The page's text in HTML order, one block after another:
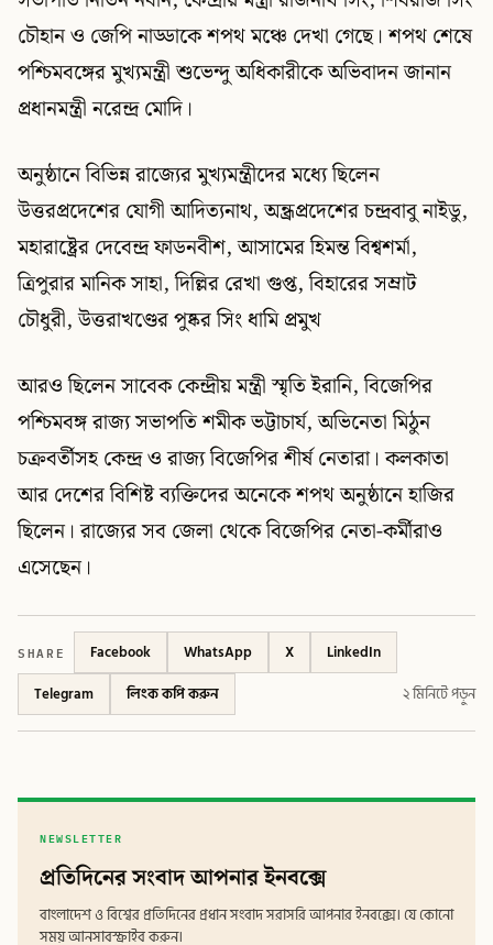
চৌহান ও জেপি নাড্ডাকে শপথ মঞ্চে দেখা গেছে। শপথ শেষে
পশ্চিমবঙ্গের মুখ্যমন্ত্রী শুভেন্দু অধিকারীকে অভিবাদন জানান
প্রধানমন্ত্রী নরেন্দ্র মোদি।
অনুষ্ঠানে বিভিন্ন রাজ্যের মুখ্যমন্ত্রীদের মধ্যে ছিলেন
উত্তরপ্রদেশের যোগী আদিত্যনাথ, অন্ধ্রপ্রদেশের চন্দ্রবাবু নাইডু,
মহারাষ্ট্রের দেবেন্দ্র ফাডনবীশ, আসামের হিমন্ত বিশ্বশর্মা,
ত্রিপুরার মানিক সাহা, দিল্লির রেখা গুপ্ত, বিহারের সম্রাট
চৌধুরী, উত্তরাখণ্ডের পুষ্কর সিং ধামি প্রমুখ
আরও ছিলেন সাবেক কেন্দ্রীয় মন্ত্রী স্মৃতি ইরানি, বিজেপির
পশ্চিমবঙ্গ রাজ্য সভাপতি শমীক ভট্টাচার্য, অভিনেতা মিঠুন
চক্রবর্তীসহ কেন্দ্র ও রাজ্য বিজেপির শীর্ষ নেতারা। কলকাতা
আর দেশের বিশিষ্ট ব্যক্তিদের অনেকে শপথ অনুষ্ঠানে হাজির
ছিলেন। রাজ্যের সব জেলা থেকে বিজেপির নেতা-কর্মীরাও
এসেছেন।
SHARE Facebook WhatsApp X
LinkedIn
Telegram
লিংক কপি করুন ২ মিনিটে পড়ুন
NEWSLETTER
প্রতিদিনের সংবাদ আপনার ইনবক্সে
বাংলাদেশ ও বিশ্বের প্রতিদিনের প্রধান সংবাদ সরাসরি আপনার ইনবক্সে। যে কোনো
সময় আনসাবস্ক্রাইব করুন।